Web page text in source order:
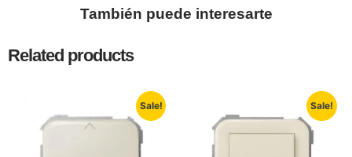
También puede interesarte
Related products
Sale! Sale!